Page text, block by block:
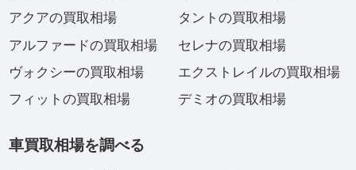
アクアの買取相場
アルファードの買取相場
ヴォクシーの買取相場
フィットの買取相場
タントの買取相場
セレナの買取相場
エクストレイルの買取相場
デミオの買取相場
車買取相場を調べる